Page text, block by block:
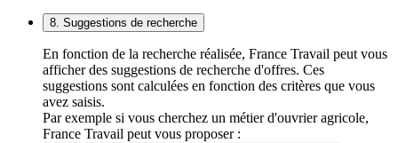
8. Suggestions de recherche
En fonction de la recherche réalisée, France Travail peut vous
afficher des suggestions de recherche d'offres. Ces
suggestions sont calculées en fonction des critères que vous
avez saisis.
Par exemple si vous cherchez un métier d'ouvrier agricole,
France Travail peut vous proposer :